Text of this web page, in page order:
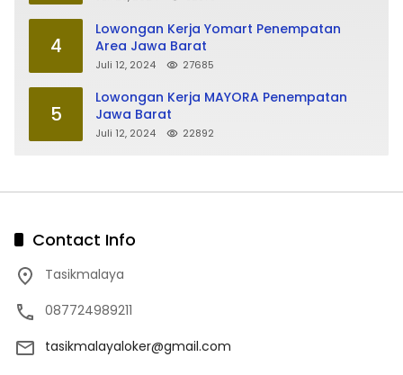
4
Lowongan Kerja Yomart Penempatan
Area Jawa Barat
Juli 12, 2024 27685
5
Lowongan Kerja MAYORA Penempatan
Jawa Barat
Juli 12, 2024 22892
Contact Info
Tasikmalaya
087724989211
tasikmalayaloker@gmail.com